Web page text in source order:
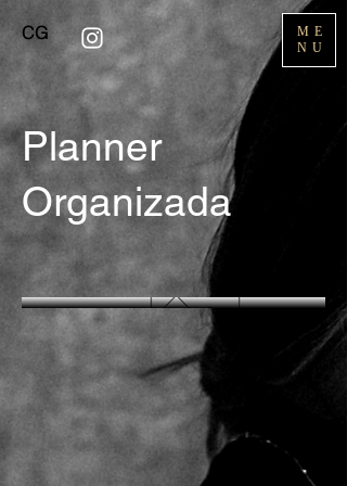
CG
ME
NU
Planner
Organizada